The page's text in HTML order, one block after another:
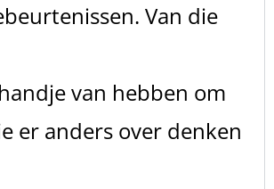
Van die
van hebben om
er anders over denken